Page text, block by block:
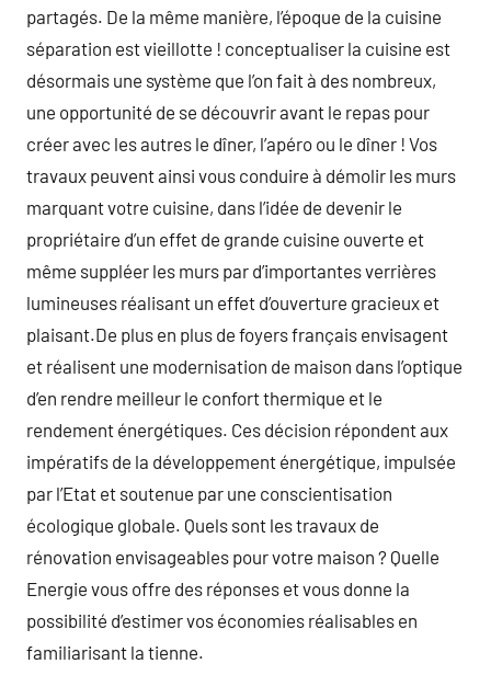
partagés. De la même manière, l’époque de la cuisine
séparation est vieillotte ! conceptualiser la cuisine est
désormais une système que l’on fait à des nombreux,
une opportunité de se découvrir avant le repas pour
créer avec les autres le dîner, l’apéro ou le dîner ! Vos
travaux peuvent ainsi vous conduire à démolir les murs
marquant votre cuisine, dans l’idée de devenir le
propriétaire d’un effet de grande cuisine ouverte et
même suppléer les murs par d’importantes verrières
lumineuses réalisant un effet d’ouverture gracieux et
plaisant.De plus en plus de foyers français envisagent
et réalisent une modernisation de maison dans l’optique
d’en rendre meilleur le confort thermique et le
rendement énergétiques. Ces décision répondent aux
impératifs de la développement énergétique, impulsée
par l’Etat et soutenue par une conscientisation
écologique globale. Quels sont les travaux de
rénovation envisageables pour votre maison ? Quelle
Energie vous offre des réponses et vous donne la
possibilité d’estimer vos économies réalisables en
familiarisant la tienne.